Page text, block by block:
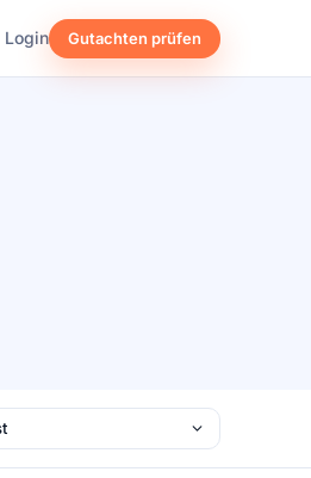
Login Gutachten prüfen